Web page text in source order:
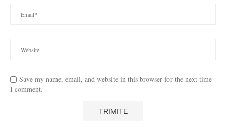
Save my name, email, and website in this browser for the next time
I comment.